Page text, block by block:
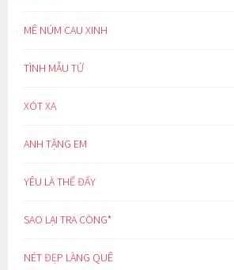
MÊ NÚM CAU XINH
TÌNH MẪU TỬ
XÓT XA
ANH TẶNG EM
YÊU LÀ THẾ ĐẤY
SAO LẠI TRA CÒNG*
NÉT ĐẸP LÀNG QUÊ